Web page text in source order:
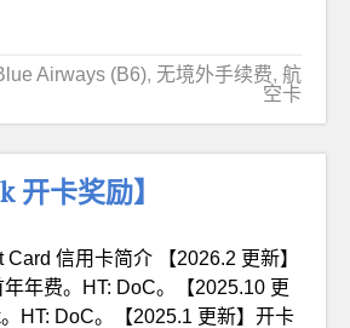
Airways (B6), 无境外手续费, 航
空卡
卡奖励】
信用卡简介 【2026.2 更新】
年费。HT: DoC。【2025.10 更
HT: DoC。【2025.1 更新】开卡